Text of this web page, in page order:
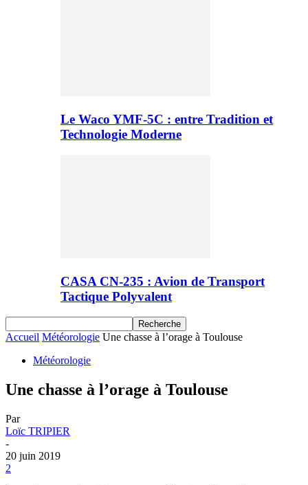
Le Waco YMF-5C : entre Tradition et
Technologie Moderne
CASA CN-235 : Avion de Transport
Tactique Polyvalent
Accueil Météorologie Une chasse à l’orage à Toulouse
Météorologie
Une chasse à l’orage à Toulouse
Par
Loïc TRIPIER
-
20 juin 2019
2